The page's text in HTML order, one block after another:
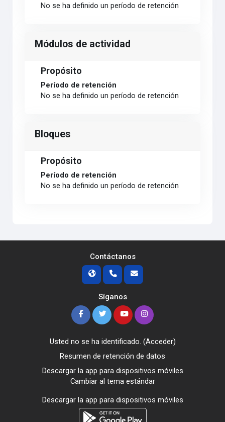
No se ha definido un período de retención
Módulos de actividad
Propósito
Período de retención
No se ha definido un período de retención
Bloques
Propósito
Período de retención
No se ha definido un período de retención
Contáctanos
Síganos
Usted no se ha identificado. (Acceder)
Resumen de retención de datos
Descargar la app para dispositivos móviles
Cambiar al tema estándar
Descargar la app para dispositivos móviles